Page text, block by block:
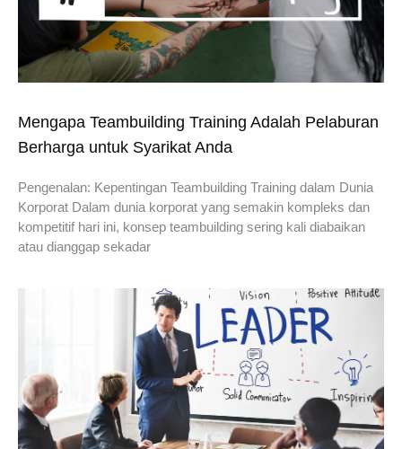
Mengapa Teambuilding Training Adalah Pelaburan
Berharga untuk Syarikat Anda
Pengenalan: Kepentingan Teambuilding Training dalam Dunia
Korporat Dalam dunia korporat yang semakin kompleks dan
kompetitif hari ini, konsep teambuilding sering kali diabaikan
atau dianggap sekadar